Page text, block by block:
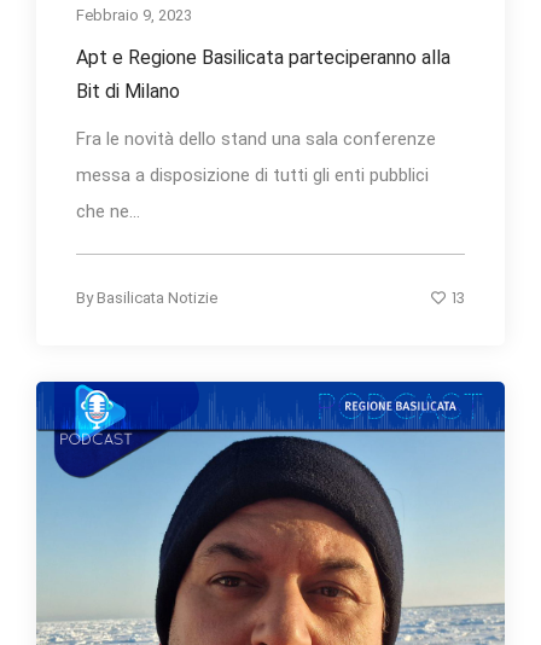
Febbraio 9, 2023
Apt e Regione Basilicata parteciperanno alla
Bit di Milano
Fra le novità dello stand una sala conferenze
messa a disposizione di tutti gli enti pubblici
che ne...
By Basilicata Notizie 13